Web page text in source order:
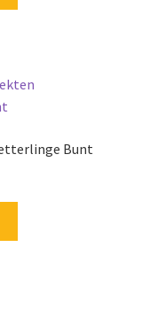
Bunt